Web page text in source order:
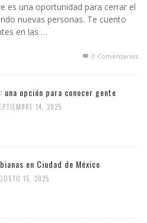
es una oportunidad para cerrar el
nuevas personas. Te cuento
en las …
0 Comentarios
una opción para conocer gente
14, 2025
en Ciudad de México
15, 2025